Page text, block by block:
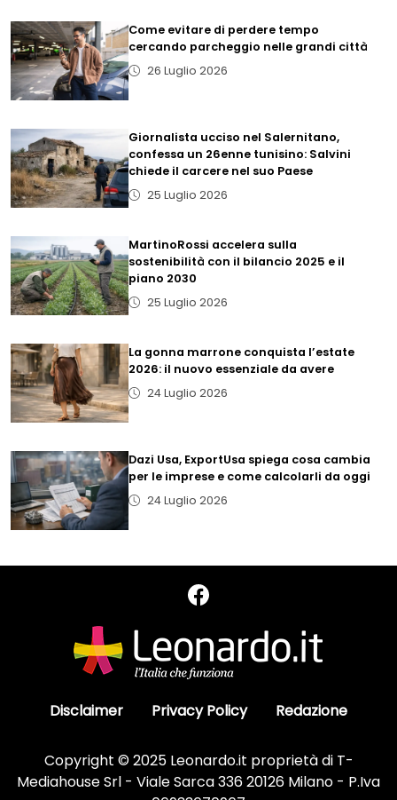
Come evitare di perdere tempo
cercando parcheggio nelle grandi città
26 Luglio 2026
Giornalista ucciso nel Salernitano,
confessa un 26enne tunisino: Salvini
chiede il carcere nel suo Paese
25 Luglio 2026
MartinoRossi accelera sulla
sostenibilità con il bilancio 2025 e il
piano 2030
25 Luglio 2026
La gonna marrone conquista l’estate
2026: il nuovo essenziale da avere
24 Luglio 2026
Dazi Usa, ExportUsa spiega cosa cambia
per le imprese e come calcolarli da oggi
24 Luglio 2026
Disclaimer Privacy Policy Redazione
Copyright © 2025 Leonardo.it proprietà di T-
Mediahouse Srl - Viale Sarca 336 20126 Milano - P.Iva